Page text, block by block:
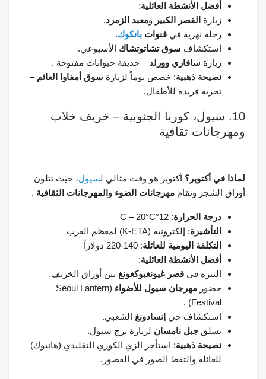
أفضل الأنشطة العائلية:
زيارة القصر الكبير ومعبد الزمرد.
رحلة نهرية في قنوات بانكوك.
استكشاف سوق تشاتوتشاك الأسبوعي.
زيارة سافاري وورلد – حديقة حيوانات مفتوحة .
نصيحة ذهبية: خصص يوماً لزيارة سوق أمفاوا العائم –
تجربة فريدة للأطفال.
10. سيول، كوريا الجنوبية – خريف خلاب
ومهرجانات ثقافية
لماذا في أكتوبر؟ أكتوبر هو وقت مثالي لسيول، حيث تتلون
أوراق الشجر وتقام مهرجانات الضوء و المهرجانات الثقافية .
درجة الحرارة: 12°C – 20°C
التأشيرة: إلكترونية (K-ETA) لمعظم العرب
التكلفة اليومية للعائلة: 140-220 دولاراً
أفضل الأنشطة العائلية:
التنزه في قصر غيونغبوكغونغ بين أوراق الخريف.
حضور مهرجان سيول للأضواء (Seoul Lantern
Festival) .
استكشاف حي إنسادونغ الشعبي.
تسلق جبل نامسان لزيارة برج سيول.
نصيحة ذهبية: استأجر الزي الكوري التقليدي (هانبوك)
للعائلة والتقط الصور في القصور.